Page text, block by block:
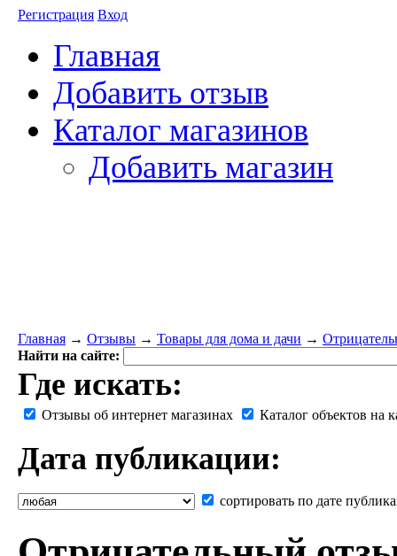
Регистрация Вход
Главная
Добавить отзыв
Каталог магазинов
Добавить магазин
Главная → Отзывы → Товары для дома и дачи →
Найти на сайте:
Где искать:
Отзывы об интернет магазинах Каталог объектов на
Дата публикации:
сортировать по дате